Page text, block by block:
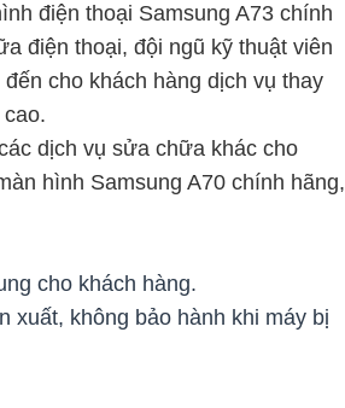
điện thoại Samsung A73 chính
điện thoại, đội ngũ kỹ thuật viên
cho khách hàng dịch vụ thay
dịch vụ sửa chữa khác cho
hình Samsung A70 chính hãng,
cho khách hàng.
xuất, không bảo hành khi máy bị